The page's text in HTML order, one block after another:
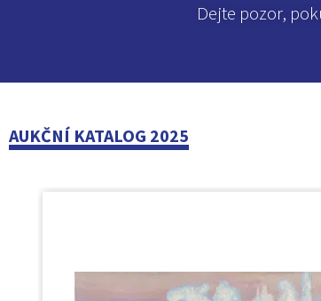
Dejte pozor,
AUKČNÍ KATALOG 2025